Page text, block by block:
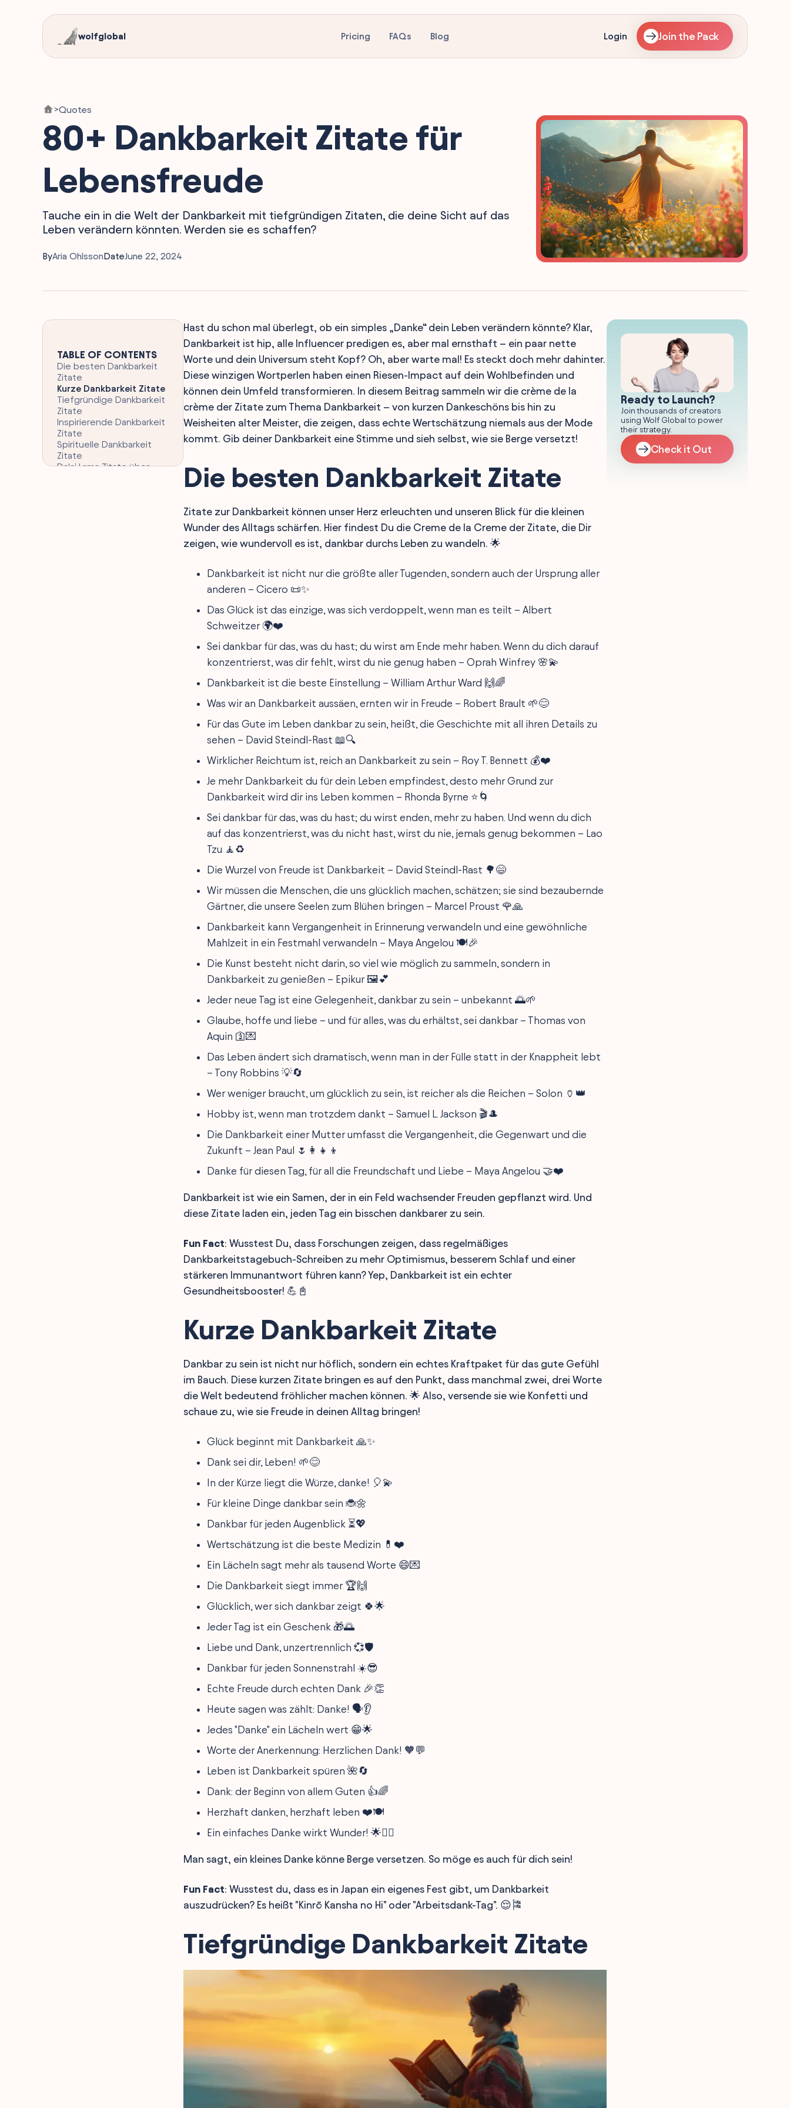
wolfglobal Pricing FAQs Blog Login Join the Pack
>Quotes
80+ Dankbarkeit Zitate für
Lebensfreude
Tauche ein in die Welt der Dankbarkeit mit tiefgründigen Zitaten, die deine Sicht auf das
Leben verändern könnten. Werden sie es schaffen?
ByAria OhlssonDateJune 22, 2024
TABLE OF CONTENTS
Die besten Dankbarkeit
Zitate
Kurze Dankbarkeit Zitate
Tiefgründige Dankbarkeit
Zitate
Inspirierende Dankbarkeit
Zitate
Spirituelle Dankbarkeit
Zitate
Dalai Lama Zitate über
Hast du schon mal überlegt, ob ein simples „Danke“ dein Leben verändern könnte? Klar,
Dankbarkeit ist hip, alle Influencer predigen es, aber mal ernsthaft – ein paar nette
Worte und dein Universum steht Kopf? Oh, aber warte mal! Es steckt doch mehr dahinter.
Diese winzigen Wortperlen haben einen Riesen-Impact auf dein Wohlbefinden und
können dein Umfeld transformieren. In diesem Beitrag sammeln wir die crème de la
crème der Zitate zum Thema Dankbarkeit – von kurzen Dankeschöns bis hin zu
Weisheiten alter Meister, die zeigen, dass echte Wertschätzung niemals aus der Mode
kommt. Gib deiner Dankbarkeit eine Stimme und sieh selbst, wie sie Berge versetzt!
Die besten Dankbarkeit Zitate
Zitate zur Dankbarkeit können unser Herz erleuchten und unseren Blick für die kleinen
Wunder des Alltags schärfen. Hier findest Du die Creme de la Creme der Zitate, die Dir
zeigen, wie wundervoll es ist, dankbar durchs Leben zu wandeln. 🌟
Dankbarkeit ist nicht nur die größte aller Tugenden, sondern auch der Ursprung aller
anderen – Cicero 📜✨
Das Glück ist das einzige, was sich verdoppelt, wenn man es teilt – Albert
Schweitzer 🌍❤️
Sei dankbar für das, was du hast; du wirst am Ende mehr haben. Wenn du dich darauf
konzentrierst, was dir fehlt, wirst du nie genug haben – Oprah Winfrey 🌸💫
Dankbarkeit ist die beste Einstellung – William Arthur Ward 🙌🌈
Was wir an Dankbarkeit aussäen, ernten wir in Freude – Robert Brault 🌱😊
Für das Gute im Leben dankbar zu sein, heißt, die Geschichte mit all ihren Details zu
sehen – David Steindl-Rast 📖🔍
Wirklicher Reichtum ist, reich an Dankbarkeit zu sein – Roy T. Bennett 💰❤️
Je mehr Dankbarkeit du für dein Leben empfindest, desto mehr Grund zur
Dankbarkeit wird dir ins Leben kommen – Rhonda Byrne ⭐🌀
Sei dankbar für das, was du hast; du wirst enden, mehr zu haben. Und wenn du dich
auf das konzentrierst, was du nicht hast, wirst du nie, jemals genug bekommen – Lao
Tzu 🧘♻️
Die Wurzel von Freude ist Dankbarkeit – David Steindl-Rast 🌳😄
Wir müssen die Menschen, die uns glücklich machen, schätzen; sie sind bezaubernde
Gärtner, die unsere Seelen zum Blühen bringen – Marcel Proust 🌹🙏
Dankbarkeit kann Vergangenheit in Erinnerung verwandeln und eine gewöhnliche
Mahlzeit in ein Festmahl verwandeln – Maya Angelou 🍽️🎉
Die Kunst besteht nicht darin, so viel wie möglich zu sammeln, sondern in
Dankbarkeit zu genießen – Epikur 🖼️💕
Jeder neue Tag ist eine Gelegenheit, dankbar zu sein – unbekannt 🌅🌱
Glaube, hoffe und liebe – und für alles, was du erhältst, sei dankbar – Thomas von
Aquin 🛐💌
Das Leben ändert sich dramatisch, wenn man in der Fülle statt in der Knappheit lebt
– Tony Robbins 💡🔄
Wer weniger braucht, um glücklich zu sein, ist reicher als die Reichen – Solon 🏺👑
Hobby ist, wenn man trotzdem dankt – Samuel L. Jackson 🎬🎩
Die Dankbarkeit einer Mutter umfasst die Vergangenheit, die Gegenwart und die
Zukunft – Jean Paul 🌷👩‍👧‍👦
Danke für diesen Tag, für all die Freundschaft und Liebe – Maya Angelou 🤝❤️
Dankbarkeit ist wie ein Samen, der in ein Feld wachsender Freuden gepflanzt wird. Und
diese Zitate laden ein, jeden Tag ein bisschen dankbarer zu sein.
Fun Fact: Wusstest Du, dass Forschungen zeigen, dass regelmäßiges
Dankbarkeitstagebuch-Schreiben zu mehr Optimismus, besserem Schlaf und einer
stärkeren Immunantwort führen kann? Yep, Dankbarkeit ist ein echter
Gesundheitsbooster! 💪📓
Kurze Dankbarkeit Zitate
Dankbar zu sein ist nicht nur höflich, sondern ein echtes Kraftpaket für das gute Gefühl
im Bauch. Diese kurzen Zitate bringen es auf den Punkt, dass manchmal zwei, drei Worte
die Welt bedeutend fröhlicher machen können. 🌟 Also, versende sie wie Konfetti und
schaue zu, wie sie Freude in deinen Alltag bringen!
Glück beginnt mit Dankbarkeit 🙏✨
Dank sei dir, Leben! 🌱😊
In der Kürze liegt die Würze, danke! 🎈💫
Für kleine Dinge dankbar sein 🐞🌼
Dankbar für jeden Augenblick ⏳💖
Wertschätzung ist die beste Medizin 💊❤️
Ein Lächeln sagt mehr als tausend Worte 😄💌
Die Dankbarkeit siegt immer 🏆🙌
Glücklich, wer sich dankbar zeigt 🍀🌟
Jeder Tag ist ein Geschenk 🎁🌅
Liebe und Dank, unzertrennlich 💞🛡
Dankbar für jeden Sonnenstrahl ☀️😎
Echte Freude durch echten Dank 🎉👏
Heute sagen was zählt: Danke! 🗣👂
Jedes "Danke" ein Lächeln wert 😁🌟
Worte der Anerkennung: Herzlichen Dank! 🧡💬
Leben ist Dankbarkeit spüren 🌺🔄
Dank: der Beginn von allem Guten 👍🌈
Herzhaft danken, herzhaft leben ❤️🍽
Ein einfaches Danke wirkt Wunder! 🌟🧙‍♂️
Man sagt, ein kleines Danke könne Berge versetzen. So möge es auch für dich sein!
Fun Fact: Wusstest du, dass es in Japan ein eigenes Fest gibt, um Dankbarkeit
auszudrücken? Es heißt "Kinrō Kansha no Hi" oder "Arbeitsdank-Tag". 😌🎏
Tiefgründige Dankbarkeit Zitate
Ready to Launch?
Join thousands of creators
using Wolf Global to power
their strategy.
Check it Out